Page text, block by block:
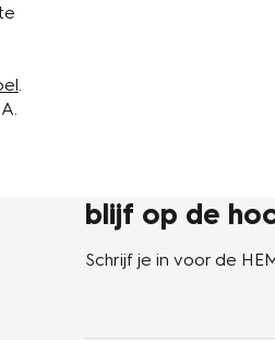
.
blijf op de
Schrijf je in voor de